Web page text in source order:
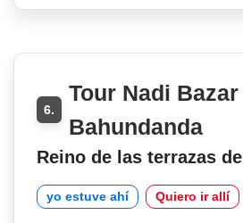
6.
Tour Nadi Bazar
Bahundanda
Reino de las terrazas
yo estuve ahí Quiero ir allí